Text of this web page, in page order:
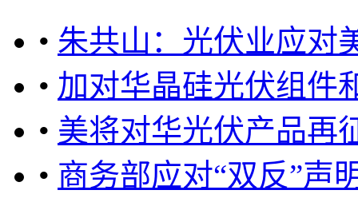
• 朱共山：光伏业应对
• 加对华晶硅光伏组件
• 美将对华光伏产品再
• 商务部应对“双反”声